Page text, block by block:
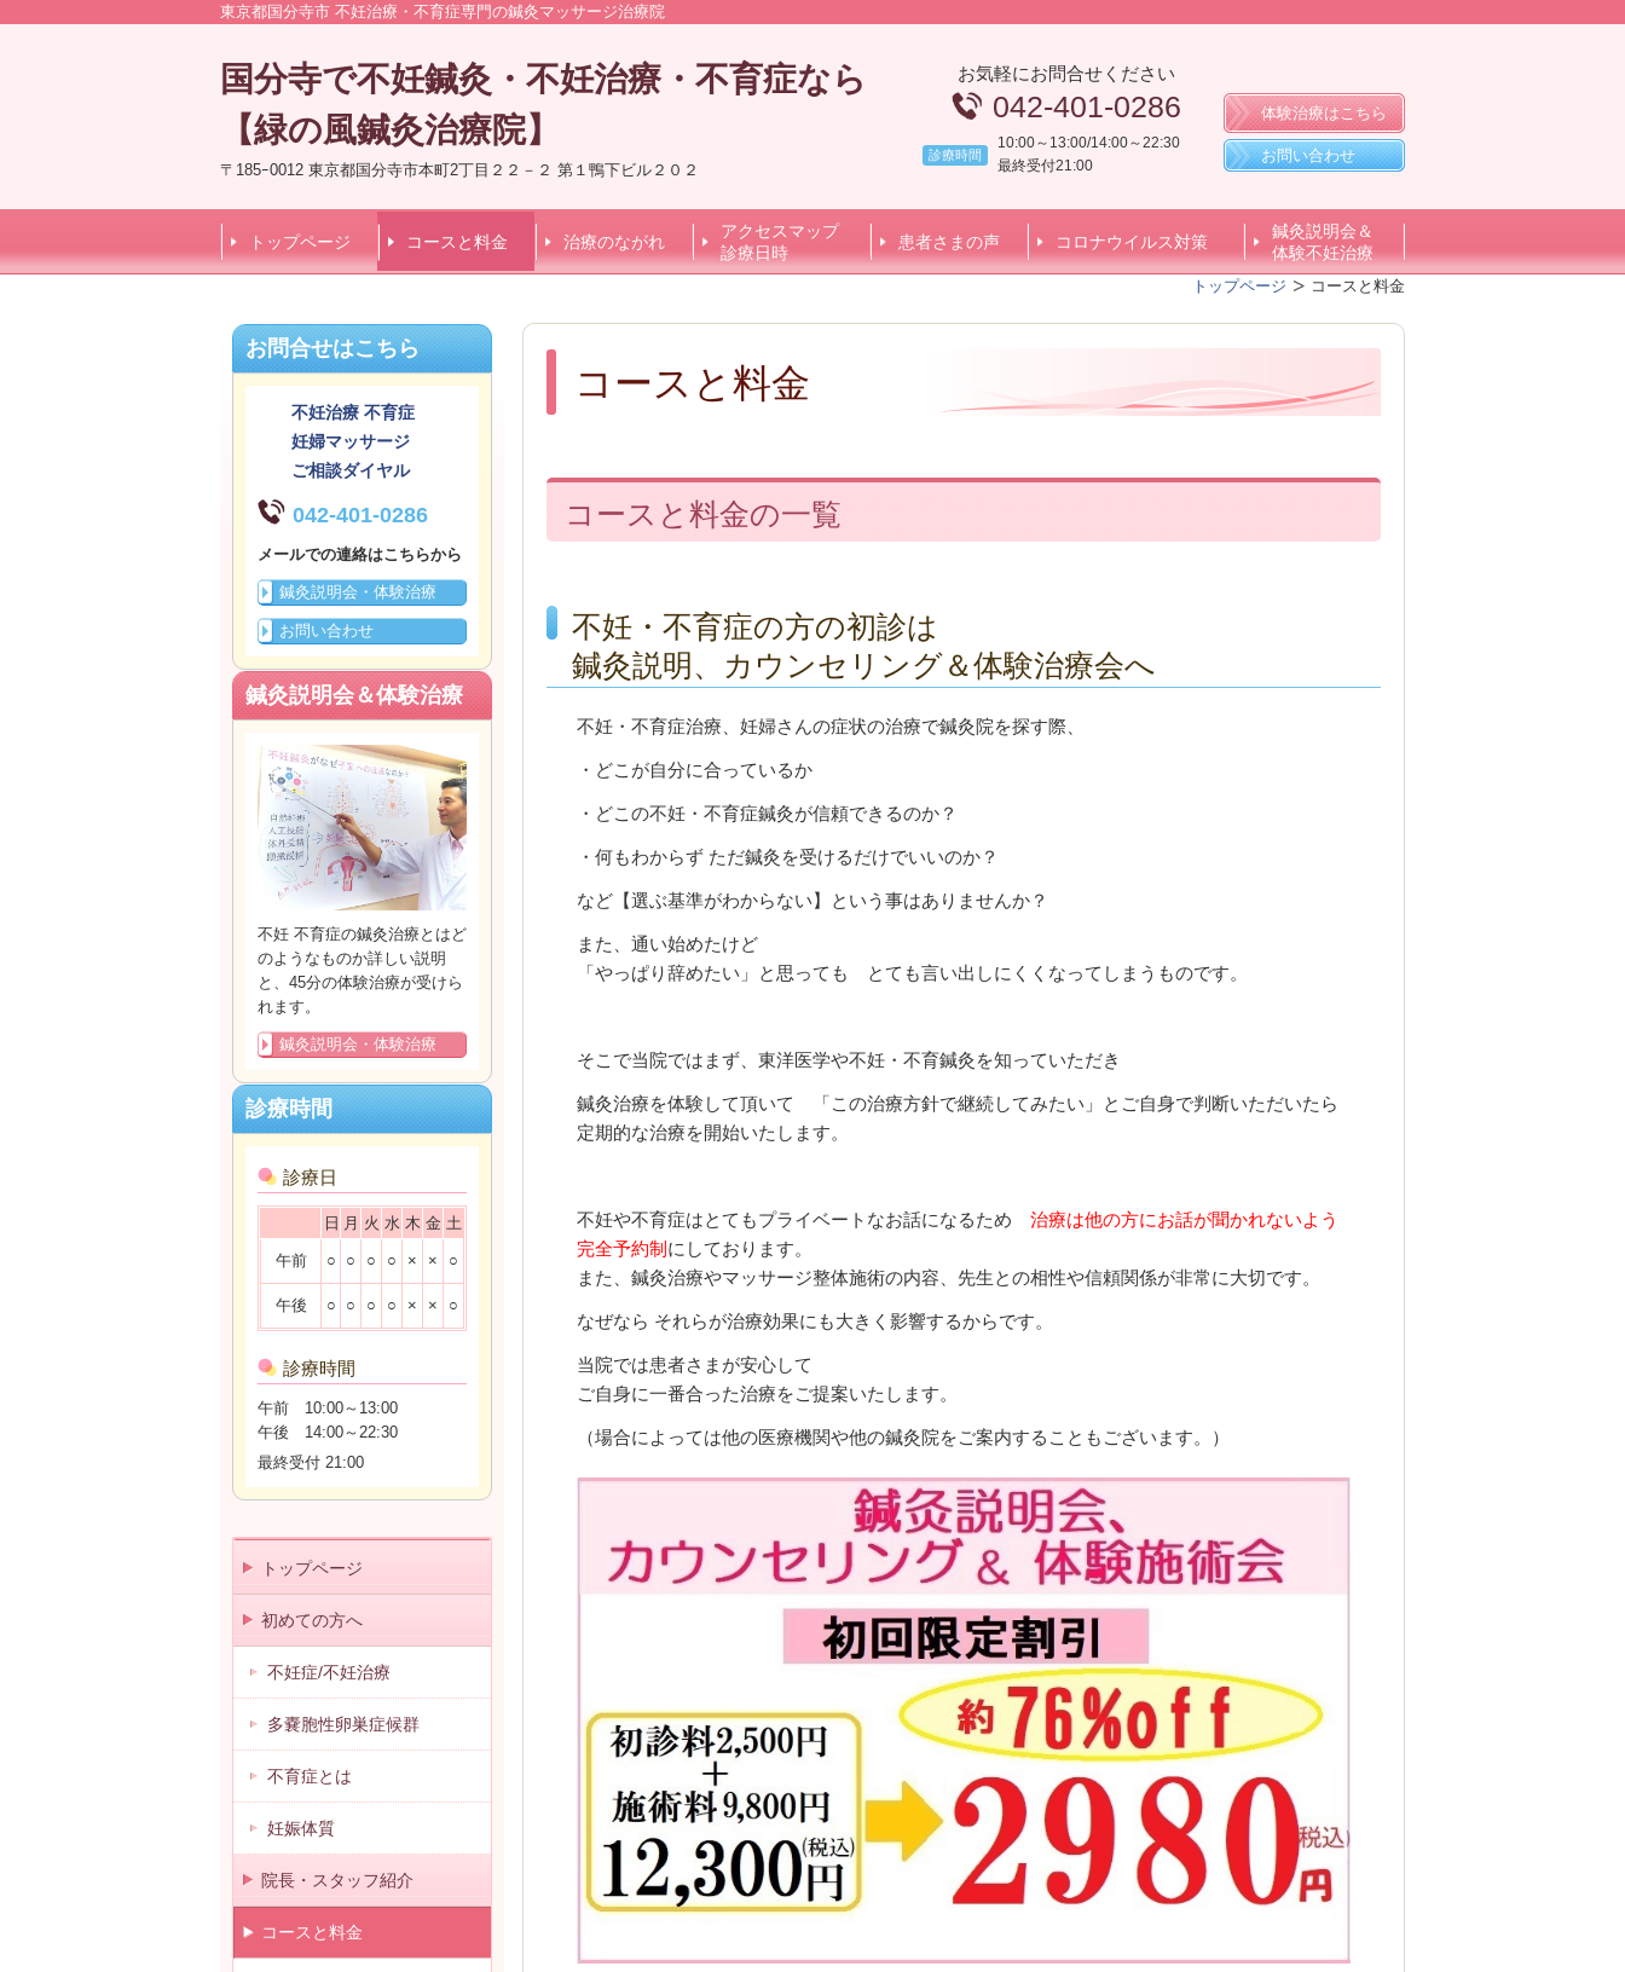
東京都国分寺市 不妊治療・不育症専門の鍼灸マッサージ治療院
国分寺で不妊鍼灸・不妊治療・不育症なら
【緑の風鍼灸治療院】
〒185ｰ0012 東京都国分寺市本町2丁目２２－２ 第１鴨下ビル２０２
お気軽にお問合せください
042-401-0286
診療時間
10:00～13:00/14:00～22:30
最終受付21:00
体験治療はこちら
お問い合わせ
トップページ コースと料金 治療のながれ
アクセスマップ
診療日時
患者さまの声 コロナウイルス対策
鍼灸説明会＆
体験不妊治療
トップページ コースと料金
コースと料金
コースと料金の一覧
不妊・不育症の方の初診は
鍼灸説明、カウンセリング＆体験治療会へ
不妊・不育症治療、妊婦さんの症状の治療で鍼灸院を探す際、
・どこが自分に合っているか
・どこの不妊・不育症鍼灸が信頼できるのか？
・何もわからず ただ鍼灸を受けるだけでいいのか？
など【選ぶ基準がわからない】という事はありませんか？
また、通い始めたけど
「やっぱり辞めたい」と思っても とても言い出しにくくなってしまうものです。
そこで当院ではまず、東洋医学や不妊・不育鍼灸を知っていただき
鍼灸治療を体験して頂いて 「この治療方針で継続してみたい」とご自身で判断いただいたら
定期的な治療を開始いたします。
不妊や不育症はとてもプライベートなお話になるため 治療は他の方にお話が聞かれないよう
完全予約制 にしております。
また、鍼灸治療やマッサージ整体施術の内容、先生との相性や信頼関係が非常に大切です。
なぜなら それらが治療効果にも大きく影響するからです。
当院では患者さまが安心して
ご自身に一番合った治療をご提案いたします。
（場合によっては他の医療機関や他の鍼灸院をご案内することもございます。）
お問合せはこちら
不妊治療 不育症
妊婦マッサージ
ご相談ダイヤル
042-401-0286
メールでの連絡はこちらから
鍼灸説明会・体験治療
お問い合わせ
鍼灸説明会＆体験治療
不妊 不育症の鍼灸治療とはど
のようなものか詳しい説明
と、45分の体験治療が受けら
れます。
鍼灸説明会・体験治療
診療時間
診療日
日 月 火 水 木 金 土
午前 ○ ○ ○ ○ × × ○
午後 ○ ○ ○ ○ × × ○
診療時間
午前 10:00～13:00
午後 14:00～22:30
最終受付 21:00
トップページ
初めての方へ
不妊症/不妊治療
多嚢胞性卵巣症候群
不育症とは
妊娠体質
院長・スタッフ紹介
コースと料金